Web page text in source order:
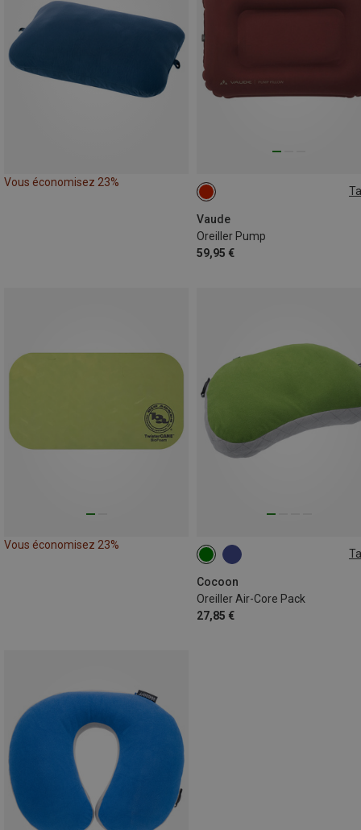
Vous économisez 23%
Vaude
Oreiller Pump
59,95 €
ONE SIZE
Vous économisez 23%
Cocoon
Oreiller Air-Core Pack
27,85 €
33X21CM